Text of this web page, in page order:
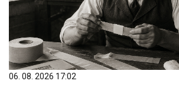
06. 08. 2026 17:02